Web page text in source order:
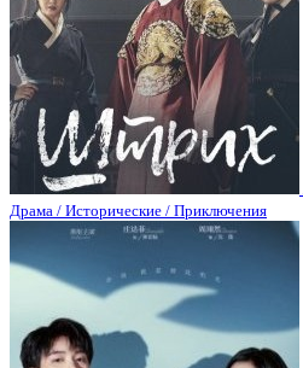
Драма / Исторические / Приключения